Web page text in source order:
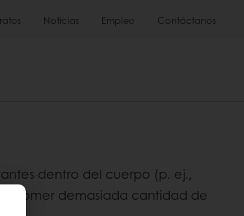
Noticias Empleo Contáctanos
dentro del cuerpo (p. ej.,
comer demasiada cantidad de